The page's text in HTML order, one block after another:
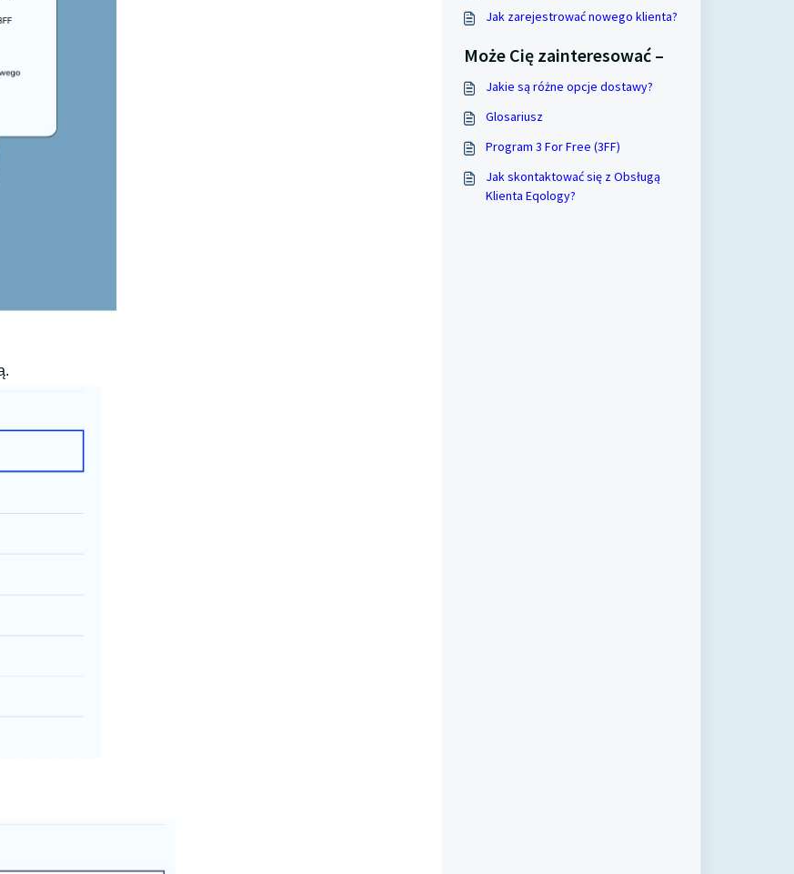
Jak zarejestrować nowego klienta?
Może Cię zainteresować –
Jakie są różne opcje dostawy?
Glosariusz
Program 3 For Free (3FF)
Jak skontaktować się z Obsługą
Klienta Eqology?